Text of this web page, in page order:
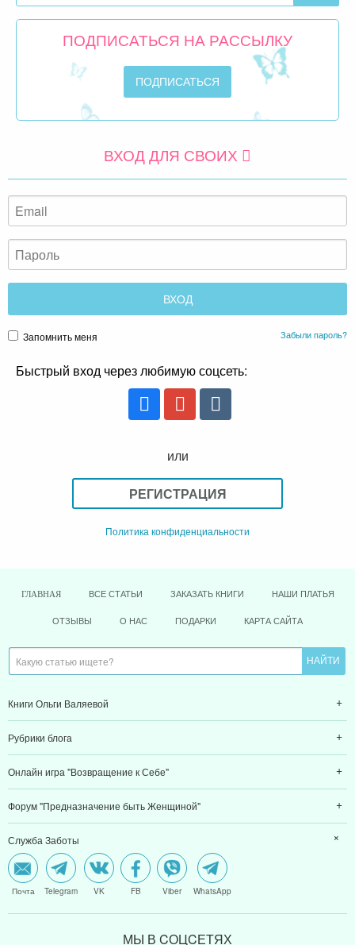
ПОДПИСАТЬСЯ НА РАССЫЛКУ
ВХОД ДЛЯ СВОИХ
Запомнить меня Забыли пароль?
Быстрый вход через любимую соцсеть:
или
РЕГИСТРАЦИЯ
Политика конфиденциальности
ГЛАВНАЯ ВСЕ СТАТЬИ ЗАКАЗАТЬ КНИГИ НАШИ ПЛАТЬЯ
ОТЗЫВЫ О НАС ПОДАРКИ КАРТА САЙТА
Книги Ольги Валяевой
Рубрики блога
Онлайн игра "Возвращение к Себе"
Форум "Предназначение быть Женщиной"
Служба Заботы
Почта Telegram VK FB Viber WhatsApp
МЫ В CОЦCЕТЯХ